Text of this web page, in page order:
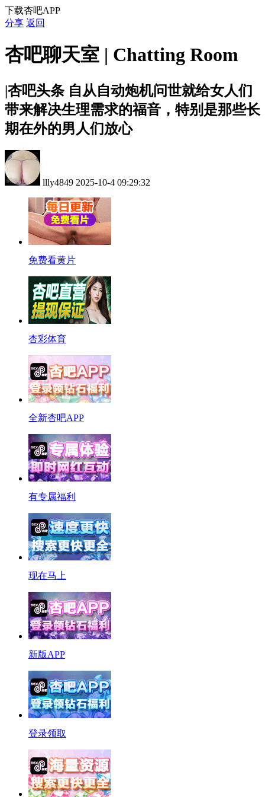
下载杏吧APP
分享 返回
杏吧聊天室 | Chatting Room
|杏吧头条 自从自动炮机问世就给女人们
带来解决生理需求的福音，特别是那些长
期在外的男人们放心
llly4849 2025-10-4 09:29:32
免费看黄片
杏彩体育
全新杏吧APP
有专属福利
现在马上
新版APP
登录领取